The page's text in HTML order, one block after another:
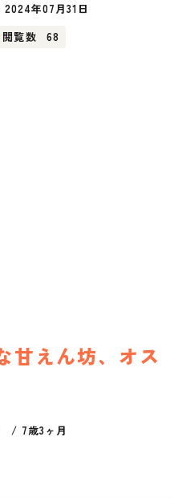
2024年07月31日
閲覧数 68
甘えん坊、オス
/ 7歳3ヶ月